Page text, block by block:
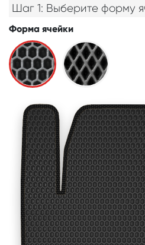
Шаг 1: Выберите форму
Форма ячейки